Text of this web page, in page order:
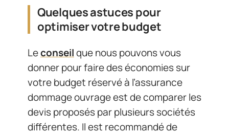
Quelques astuces pour
optimiser votre budget
Leconseilque nous pouvons vous
donner pour faire des économies sur
votre budget réservé à l’assurance
dommage ouvrage est de comparer les
devis proposés par plusieurs sociétés
différentes. Il est recommandé de